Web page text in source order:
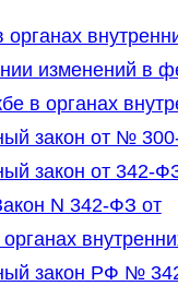
изменений в
в органах
закон от №
закон от 342-
N 342-ФЗ от
закон РФ №